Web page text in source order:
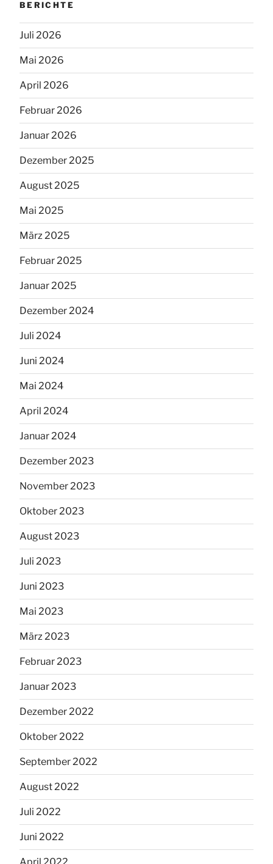
BERICHTE
Juli 2026
Mai 2026
April 2026
Februar 2026
Januar 2026
Dezember 2025
August 2025
Mai 2025
März 2025
Februar 2025
Januar 2025
Dezember 2024
Juli 2024
Juni 2024
Mai 2024
April 2024
Januar 2024
Dezember 2023
November 2023
Oktober 2023
August 2023
Juli 2023
Juni 2023
Mai 2023
März 2023
Februar 2023
Januar 2023
Dezember 2022
Oktober 2022
September 2022
August 2022
Juli 2022
Juni 2022
April 2022